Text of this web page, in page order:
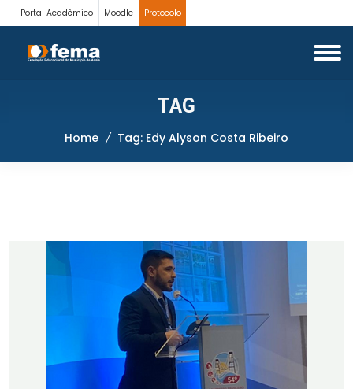
Portal Acadêmico Moodle Protocolo
TAG
Home Tag: Edy Alyson Costa Ribeiro